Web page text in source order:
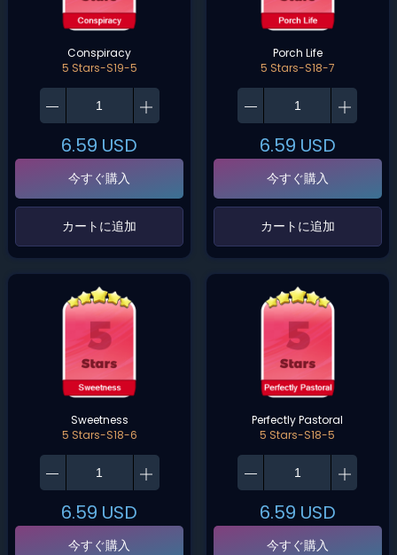
Conspiracy
5 Stars-S19-5
6.59 USD
今すぐ購入
‌カートに追加‌
Porch Life
5 Stars-S18-7
6.59 USD
今すぐ購入
‌カートに追加‌
Sweetness
5 Stars-S18-6
6.59 USD
今すぐ購入
Perfectly Pastoral
5 Stars-S18-5
6.59 USD
今すぐ購入